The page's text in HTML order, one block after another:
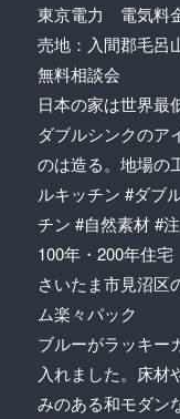
東京電力 電気料
売地：入間郡毛呂
無料相談会
日本の家は世界最
ダブルシンクのア
のは造る。地場の
ルキッチン #ダブ
チン #自然素材 #
100年・200年住宅
さいたま市見沼区
ム楽々パック
ブルーがラッキー
入れました。床材
みのある和モダン